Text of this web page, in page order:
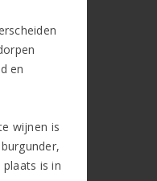
en
wijnen is
plaats is in